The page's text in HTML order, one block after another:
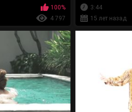
100%
4 797
3:44
15 лет назад